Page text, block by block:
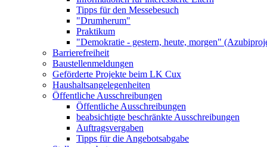
Tipps für den Messebesuch
"Drumherum"
Praktikum
"Demokratie - gestern, heute, morgen"
Barrierefreiheit
Baustellenmeldungen
Geförderte Projekte beim LK Cux
Haushaltsangelegenheiten
Öffentliche Ausschreibungen
Öffentliche Ausschreibungen
beabsichtigte beschränkte Ausschreibungen
Auftragsvergaben
Tipps für die Angebotsabgabe